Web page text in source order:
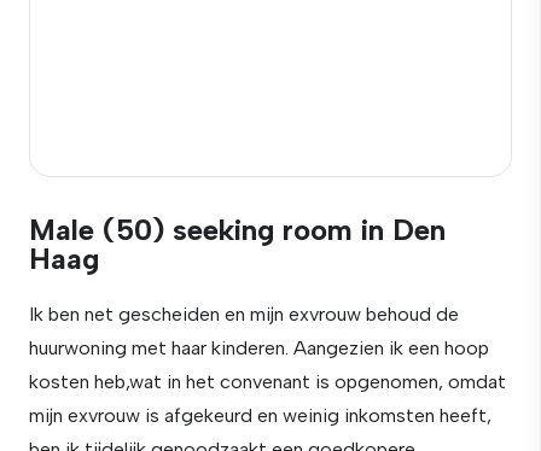
Male (50) seeking room in Den
Haag
Ik ben net gescheiden en mijn exvrouw behoud de
huurwoning met haar kinderen. Aangezien ik een hoop
kosten heb,wat in het convenant is opgenomen, omdat
mijn exvrouw is afgekeurd en weinig inkomsten heeft,